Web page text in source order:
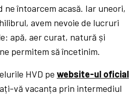
ne întoarcem acasă. Iar uneori,
avem nevoie de lucruri
apă, aer curat, natură și
permitem să încetinim.
HVD pewebsite-ul oficial
vă vacanța prin intermediul